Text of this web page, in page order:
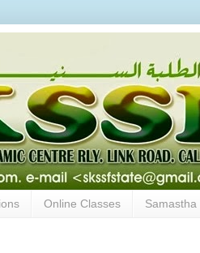
Online Classes Samastha